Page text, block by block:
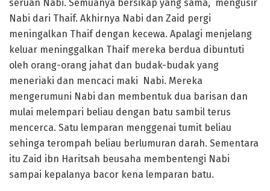
seruan Nabi. Semuanya bersikap yang sama, mengusir
Nabi dari Thaif. Akhirnya Nabi dan Zaid pergi
meningalkan Thaif dengan kecewa. Apalagi menjelang
keluar meninggalkan Thaif mereka berdua dibuntuti
oleh orang-orang jahat dan budak-budak yang
meneriaki dan mencaci maki Nabi. Mereka
mengerumuni Nabi dan membentuk dua barisan dan
mulai melempari beliau dengan batu sambil terus
mencerca. Satu lemparan menggenai tumit beliau
sehinga terompah beliau berlumuran darah. Sementara
itu Zaid ibn Haritsah beusaha membentengi Nabi
sampai kepalanya bacor kena lemparan batu.